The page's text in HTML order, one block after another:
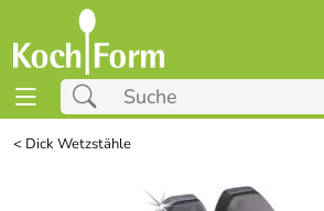
< Dick Wetzstähle